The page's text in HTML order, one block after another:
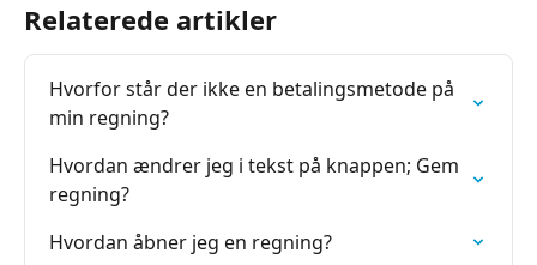
Relaterede artikler
Hvorfor står der ikke en betalingsmetode på
min regning?
Hvordan ændrer jeg i tekst på knappen; Gem
regning?
Hvordan åbner jeg en regning?